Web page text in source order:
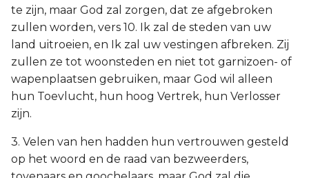
te zijn, maar God zal zorgen, dat ze afgebroken
zullen worden, vers 10. Ik zal de steden van uw
land uitroeien, en Ik zal uw vestingen afbreken. Zij
zullen ze tot woonsteden en niet tot garnizoen- of
wapenplaatsen gebruiken, maar God wil alleen
hun Toevlucht, hun hoog Vertrek, hun Verlosser
zijn.
3. Velen van hen hadden hun vertrouwen gesteld
op het woord en de raad van bezweerders,